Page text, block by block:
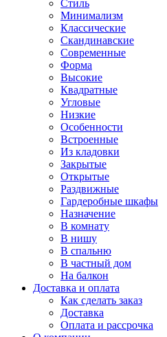
Стиль
Минимализм
Классические
Скандинавские
Современные
Форма
Высокие
Квадратные
Угловые
Низкие
Особенности
Встроенные
Из кладовки
Закрытые
Открытые
Раздвижные
Гардеробные шкафы
Назначение
В комнату
В нишу
В спальню
В частный дом
На балкон
Доставка и оплата
Как сделать заказ
Доставка
Оплата и рассрочка